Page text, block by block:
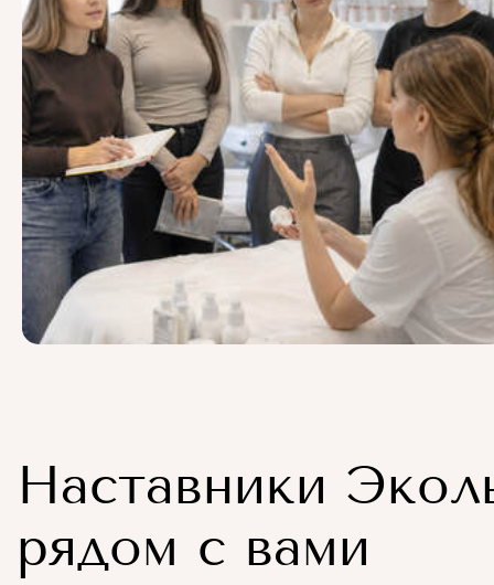
Наставники
рядом с вами